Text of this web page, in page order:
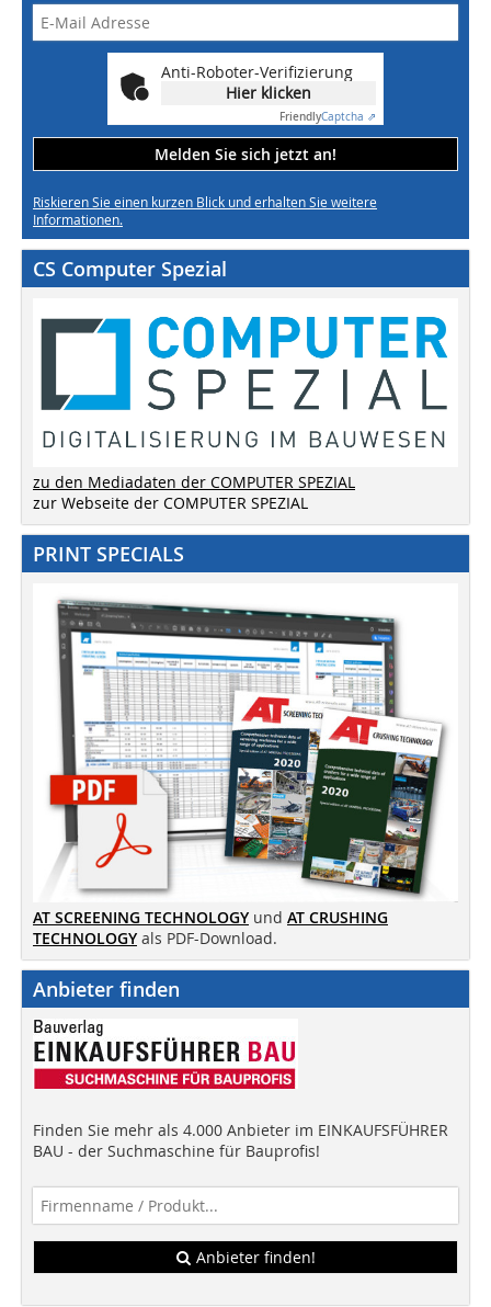
Anti-Roboter-Verifizierung
Hier klicken
FriendlyCaptcha ⇗
Melden Sie sich jetzt an!
Riskieren Sie einen kurzen Blick und erhalten Sie weitere
Informationen.
CS Computer Spezial
zu den Mediadaten der COMPUTER SPEZIAL
zur Webseite der COMPUTER SPEZIAL
PRINT SPECIALS
AT SCREENING TECHNOLOGY und AT CRUSHING
TECHNOLOGY als PDF-Download.
Anbieter finden
Finden Sie mehr als 4.000 Anbieter im EINKAUFSFÜHRER
BAU - der Suchmaschine für Bauprofis!
Anbieter finden!